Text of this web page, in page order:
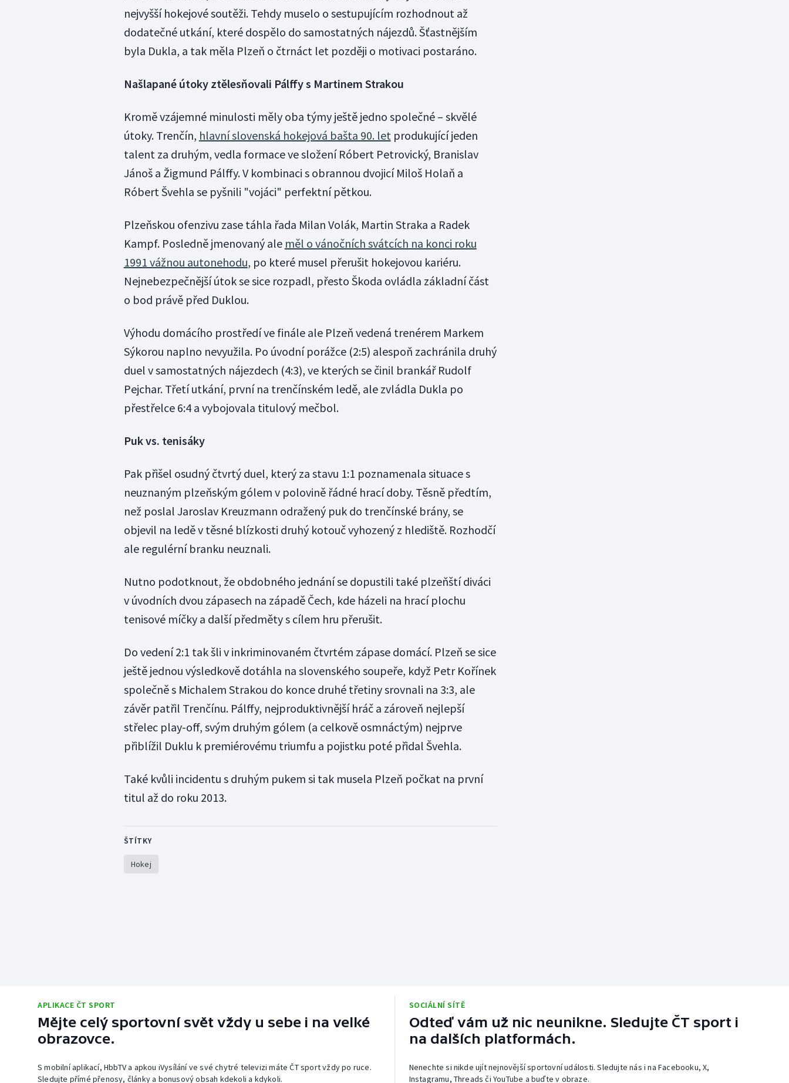
nejvyšší hokejové soutěži. Tehdy muselo o sestupujícím rozhodnout až
dodatečné utkání, které dospělo do samostatných nájezdů. Šťastnějším
byla Dukla, a tak měla Plzeň o čtrnáct let později o motivaci postaráno.
Našlapané útoky ztělesňovali Pálffy s Martinem Strakou
Kromě vzájemné minulosti měly oba týmy ještě jedno společné – skvělé
útoky. Trenčín, hlavní slovenská hokejová bašta 90. letprodukující jeden
talent za druhým, vedla formace ve složení Róbert Petrovický, Branislav
Jánoš a Žigmund Pálffy. V kombinaci s obrannou dvojicí Miloš Holaň a
Róbert Švehla se pyšnili "vojáci" perfektní pětkou.
Plzeňskou ofenzivu zase táhla řada Milan Volák, Martin Straka a Radek
Kampf. Posledně jmenovaný ale měl o vánočních svátcích na konci roku
1991 vážnou autonehodu, po které musel přerušit hokejovou kariéru.
Nejnebezpečnější útok se sice rozpadl, přesto Škoda ovládla základní část
o bod právě před Duklou.
Výhodu domácího prostředí ve finále ale Plzeň vedená trenérem Markem
Sýkorou naplno nevyužila. Po úvodní porážce (2:5) alespoň zachránila druhý
duel v samostatných nájezdech (4:3), ve kterých se činil brankář Rudolf
Pejchar. Třetí utkání, první na trenčínském ledě, ale zvládla Dukla po
přestřelce 6:4 a vybojovala titulový mečbol.
Puk vs. tenisáky
Pak přišel osudný čtvrtý duel, který za stavu 1:1 poznamenala situace s
neuznaným plzeňským gólem v polovině řádné hrací doby. Těsně předtím,
než poslal Jaroslav Kreuzmann odražený puk do trenčínské brány, se
objevil na ledě v těsné blízkosti druhý kotouč vyhozený z hlediště. Rozhodčí
ale regulérní branku neuznali.
Nutno podotknout, že obdobného jednání se dopustili také plzeňští diváci
v úvodních dvou zápasech na západě Čech, kde házeli na hrací plochu
tenisové míčky a další předměty s cílem hru přerušit.
Do vedení 2:1 tak šli v inkriminovaném čtvrtém zápase domácí. Plzeň se sice
ještě jednou výsledkově dotáhla na slovenského soupeře, když Petr Kořínek
společně s Michalem Strakou do konce druhé třetiny srovnali na 3:3, ale
závěr patřil Trenčínu. Pálffy, nejproduktivnější hráč a zároveň nejlepší
střelec play-off, svým druhým gólem (a celkově osmnáctým) nejprve
přiblížil Duklu k premiérovému triumfu a pojistku poté přidal Švehla.
Také kvůli incidentu s druhým pukem si tak musela Plzeň počkat na první
titul až do roku 2013.
ŠTÍTKY
Hokej
APLIKACE ČT SPORT
Mějte celý sportovní svět vždy u sebe i na velké
obrazovce.
S mobilní aplikací, HbbTV a apkou iVysílání ve své chytré televizi máte ČT sport vždy po ruce.
Sledujte přímé přenosy, články a bonusový obsah kdekoli a kdykoli.
SOCIÁLNÍ SÍTĚ
Odteď vám už nic neunikne. Sledujte ČT sport i
na dalších platformách.
Nenechte si nikde ujít nejnovější sportovní události. Sledujte nás i na Facebooku, X,
Instagramu, Threads či YouTube a buďte v obraze.